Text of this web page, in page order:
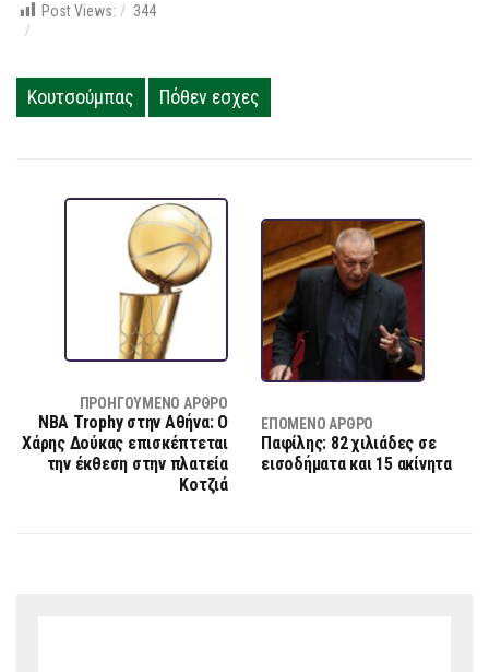
Post Views: 344
Κουτσούμπας Πόθεν εσχες
ΠΡΟΗΓΟΎΜΕΝΟ ΆΡΘΡΟ
NBA Trophy στην Αθήνα: Ο
Χάρης Δούκας επισκέπτεται
την έκθεση στην πλατεία
Κοτζιά
ΕΠΌΜΕΝΟ ΆΡΘΡΟ
Παφίλης: 82 χιλιάδες σε
εισοδήματα και 15 ακίνητα